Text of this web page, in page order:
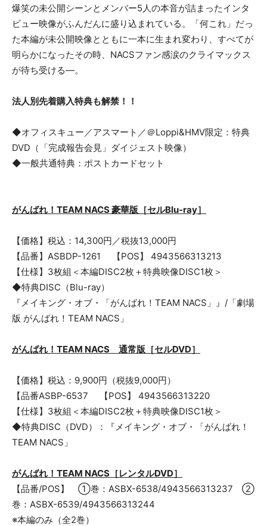
爆笑の未公開シーンとメンバー5人の本音が詰まったインタ
ビュー映像がふんだんに盛り込まれている。「何これ」だっ
た本編が未公開映像とともに一本に生まれ変わり、すべてが
明らかになったその時、NACSファン感涙のクライマックス
が待ち受ける―。
法人別先着購入特典も解禁！！
◆オフィスキュー／アスマート／＠Loppi&HMV限定：特典
DVD（「完成報告会見」ダイジェスト映像）
◆一般共通特典：ポストカードセット
がんばれ！TEAM NACS 豪華版［セルBlu-ray］
【価格】税込：14,300円／税抜13,000円
【品番】ASBDP-1261 【POS】 4943566313213
【仕様】3枚組＜本編DISC2枚＋特典映像DISC1枚＞
◆特典DISC（Blu-ray）
『メイキング・オブ・「がんばれ！TEAM NACS」』/「劇場
版 がんばれ！TEAM NACS」
がんばれ！TEAM NACS 通常版［セルDVD］
【価格】税込：9,900円（税抜9,000円）
【品番ASBP-6537 【POS】 4943566313220
【仕様】3枚組＜本編DISC2枚＋特典映像DISC1枚＞
◆特典DISC（DVD）：『メイキング・オブ・「がんばれ！
TEAM NACS」
がんばれ！TEAM NACS［レンタルDVD］
【品番/POS】 ①巻：ASBX-6538/4943566313237 ②
巻：ASBX-6539/4943566313244
※本編のみ（全2巻）